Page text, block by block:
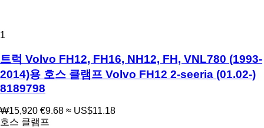
1
트럭 Volvo FH12, FH16, NH12, FH, VNL780 (1993-
2014)용 호스 클램프 Volvo FH12 2-seeria (01.02-)
8189798
₩15,920 €9.68 ≈ US$11.18
호스 클램프